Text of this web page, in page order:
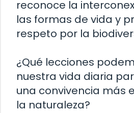
reconoce la
las formas de vida y
respeto por la
¿Qué lecciones
nuestra vida diaria
una convivencia más
la naturaleza?